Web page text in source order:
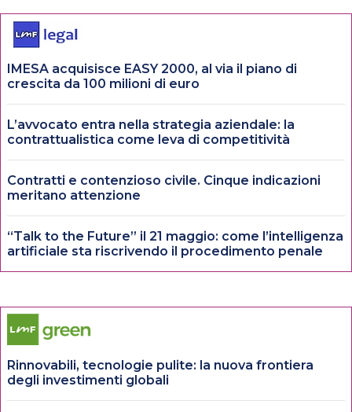
IMESA acquisisce EASY 2000, al via il piano di
crescita da 100 milioni di euro
L’avvocato entra nella strategia aziendale: la
contrattualistica come leva di competitività
Contratti e contenzioso civile. Cinque indicazioni
meritano attenzione
“Talk to the Future” il 21 maggio: come l’intelligenza
artificiale sta riscrivendo il procedimento penale
Rinnovabili, tecnologie pulite: la nuova frontiera
degli investimenti globali